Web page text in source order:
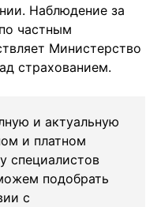
Наблюдение за
частным
Министерство
страхованием.
и актуальную
и платном
специалистов
подобрать
с